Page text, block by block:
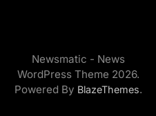
Newsmatic - News
WordPress Theme 2026.
Powered By BlazeThemes.